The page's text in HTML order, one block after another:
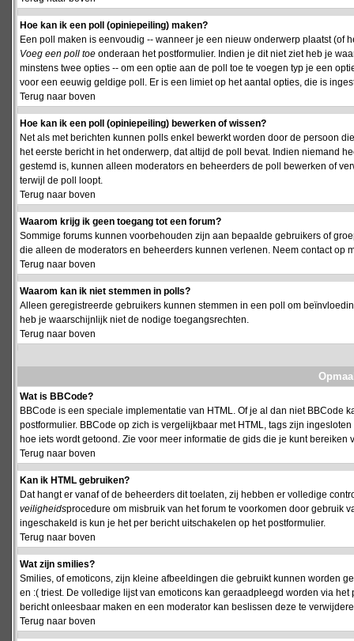
Hoe kan ik een poll (opiniepeiling) maken?
Een poll maken is eenvoudig -- wanneer je een nieuw onderwerp plaatst (of
Voeg een poll toe onderaan het postformulier. Indien je dit niet ziet heb je
minstens twee opties -- om een optie aan de poll toe te voegen typ je een
voor een eeuwig geldige poll. Er is een limiet op het aantal opties, die is
Terug naar boven
Hoe kan ik een poll (opiniepeiling) bewerken of wissen?
Net als met berichten kunnen polls enkel bewerkt worden door de persoon
het eerste bericht in het onderwerp, dat altijd de poll bevat. Indien niemand
gestemd is, kunnen alleen moderators en beheerders de poll bewerken of
terwijl de poll loopt.
Terug naar boven
Waarom krijg ik geen toegang tot een forum?
Sommige forums kunnen voorbehouden zijn aan bepaalde gebruikers of
die alleen de moderators en beheerders kunnen verlenen. Neem contact op
Terug naar boven
Waarom kan ik niet stemmen in polls?
Alleen geregistreerde gebruikers kunnen stemmen in een poll om
heb je waarschijnlijk niet de nodige toegangsrechten.
Terug naar boven
Wat is BBCode?
BBCode is een speciale implementatie van HTML. Of je al dan niet
postformulier. BBCode op zich is vergelijkbaar met HTML, tags zijn
hoe iets wordt getoond. Zie voor meer informatie de gids die je kunt bereiken
Terug naar boven
Kan ik HTML gebruiken?
Dat hangt er vanaf of de beheerders dit toelaten, zij hebben er volledige
veiligheidsprocedure om misbruik van het forum te voorkomen door gebruik
ingeschakeld is kun je het per bericht uitschakelen op het postformulier.
Terug naar boven
Wat zijn smilies?
Smilies, of emoticons, zijn kleine afbeeldingen die gebruikt kunnen worden
en :( triest. De volledige lijst van emoticons kan geraadpleegd worden via
bericht onleesbaar maken en een moderator kan beslissen deze te
Terug naar boven